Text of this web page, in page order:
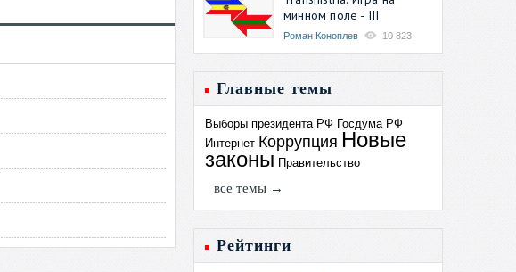
минном поле - III
Роман Коноплев 10 823
Главные темы
Выборы президента РФ Госдума РФ
Интернет Коррупция Новые
законы Правительство
все темы →
Рейтинги